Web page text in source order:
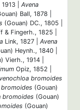
| Avena
Ball, 1878 |
(Gouan) DC., 1805 |
& Fingerh., 1825 |
Link, 1827 | Avena
Heynh., 1840 |
Vierh., 1914 |
Opiz, 1852 |
bromoides
bromoides (Gouan)
bromoides (Gouan)
(Gouan)